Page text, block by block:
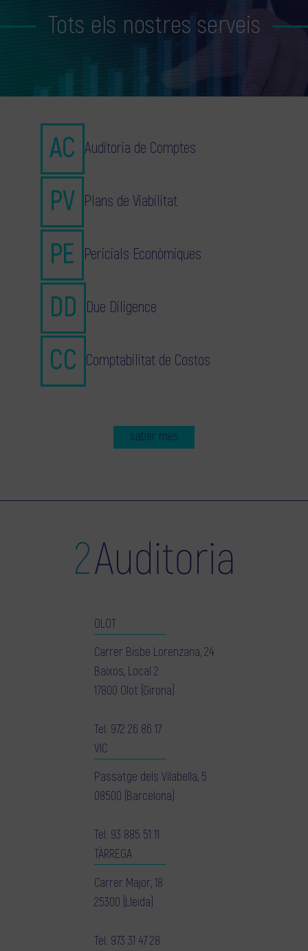
Tots els nostres serveis
Auditoria de Comptes
Plans de Viabilitat
Pericials Econòmiques
Due Diligence
Comptabilitat de Costos
saber més
OLOT
Carrer Bisbe Lorenzana, 24
Baixos, Local 2
17800 Olot (Girona)
Tel. 972 26 86 17
VIC
Passatge dels Vilabella, 5
08500 (Barcelona)
Tel. 93 885 51 11
TÀRREGA
Carrer Major, 18
25300 (Lleida)
Tel. 973 31 47 28